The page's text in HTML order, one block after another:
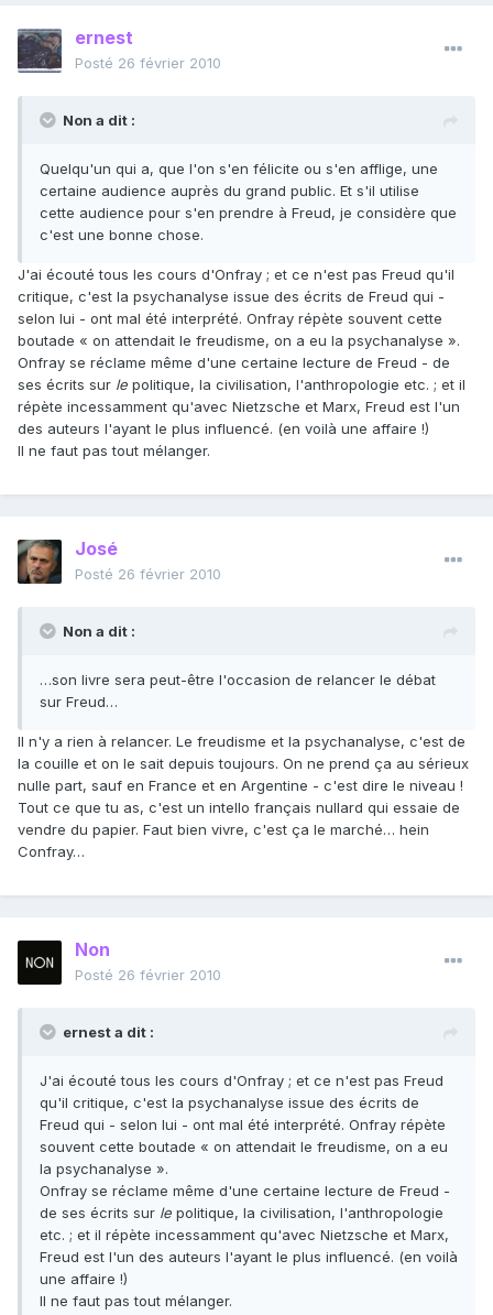
ernest
Posté 26 février 2010
Non a dit :
Quelqu'un qui a, que l'on s'en félicite ou s'en afflige, une
certaine audience auprès du grand public. Et s'il utilise
cette audience pour s'en prendre à Freud, je considère que
c'est une bonne chose.
J'ai écouté tous les cours d'Onfray ; et ce n'est pas Freud qu'il
critique, c'est la psychanalyse issue des écrits de Freud qui -
selon lui - ont mal été interprété. Onfray répète souvent cette
boutade « on attendait le freudisme, on a eu la psychanalyse ».
Onfray se réclame même d'une certaine lecture de Freud - de
ses écrits sur le politique, la civilisation, l'anthropologie etc. ; et il
répète incessamment qu'avec Nietzsche et Marx, Freud est l'un
des auteurs l'ayant le plus influencé. (en voilà une affaire !)
Il ne faut pas tout mélanger.
José
Posté 26 février 2010
Non a dit :
…son livre sera peut-être l'occasion de relancer le débat
sur Freud…
Il n'y a rien à relancer. Le freudisme et la psychanalyse, c'est de
la couille et on le sait depuis toujours. On ne prend ça au sérieux
nulle part, sauf en France et en Argentine - c'est dire le niveau !
Tout ce que tu as, c'est un intello français nullard qui essaie de
vendre du papier. Faut bien vivre, c'est ça le marché… hein
Confray…
Non
Posté 26 février 2010
ernest a dit :
J'ai écouté tous les cours d'Onfray ; et ce n'est pas Freud
qu'il critique, c'est la psychanalyse issue des écrits de
Freud qui - selon lui - ont mal été interprété. Onfray répète
souvent cette boutade « on attendait le freudisme, on a eu
la psychanalyse ».
Onfray se réclame même d'une certaine lecture de Freud -
de ses écrits sur le politique, la civilisation, l'anthropologie
etc. ; et il répète incessamment qu'avec Nietzsche et Marx,
Freud est l'un des auteurs l'ayant le plus influencé. (en voilà
une affaire !)
Il ne faut pas tout mélanger.